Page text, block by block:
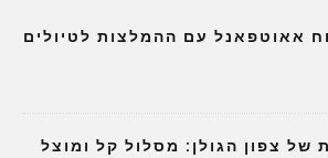
אאוטפאנל עם ההמלצות לטיולים
של צפון הגולן: מסלול קל ומוצל